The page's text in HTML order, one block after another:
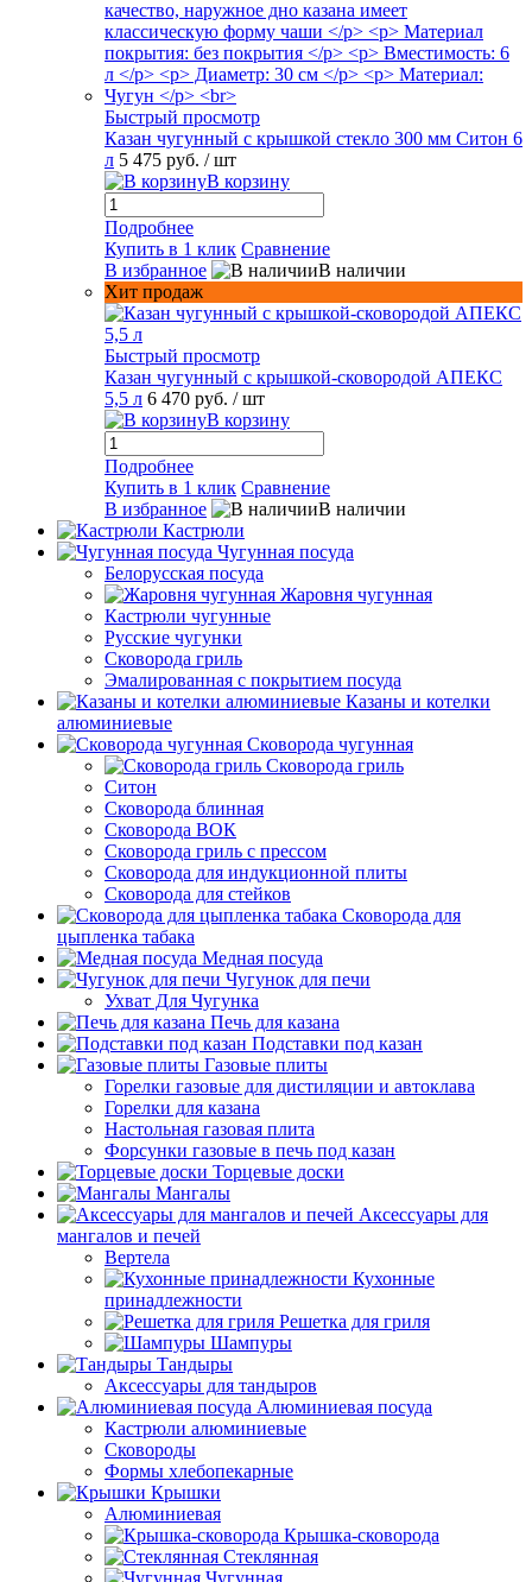
Быстрый просмотр
Казан чугунный с крышкой стекло 300 мм Ситон 6
л 5 475 руб. / шт
В корзину
Подробнее
Купить в 1 клик Сравнение
В избранное
В наличии
Хит продаж
Быстрый просмотр
Казан чугунный с крышкой-сковородой АПЕКС
5,5 л 6 470 руб. / шт
В корзину
Подробнее
Купить в 1 клик Сравнение
В избранное
В наличии
Кастрюли
Чугунная посуда
Белорусская посуда
Жаровня чугунная
Кастрюли чугунные
Русские чугунки
Сковорода гриль
Эмалированная с покрытием посуда
Казаны и котелки
алюминиевые
Сковорода чугунная
Сковорода гриль
Ситон
Сковорода блинная
Сковорода ВОК
Сковорода гриль с прессом
Сковорода для индукционной плиты
Сковорода для стейков
Сковорода для
цыпленка табака
Медная посуда
Чугунок для печи
Ухват Для Чугунка
Печь для казана
Подставки под казан
Газовые плиты
Горелки газовые для дистиляции и автоклава
Горелки для казана
Настольная газовая плита
Форсунки газовые в печь под казан
Торцевые доски
Мангалы
Аксессуары для
мангалов и печей
Вертела
Кухонные
принадлежности
Решетка для гриля
Шампуры
Тандыры
Аксессуары для тандыров
Алюминиевая посуда
Кастрюли алюминиевые
Сковороды
Формы хлебопекарные
Крышки
Алюминиевая
Крышка-сковорода
Стеклянная
Чугунная